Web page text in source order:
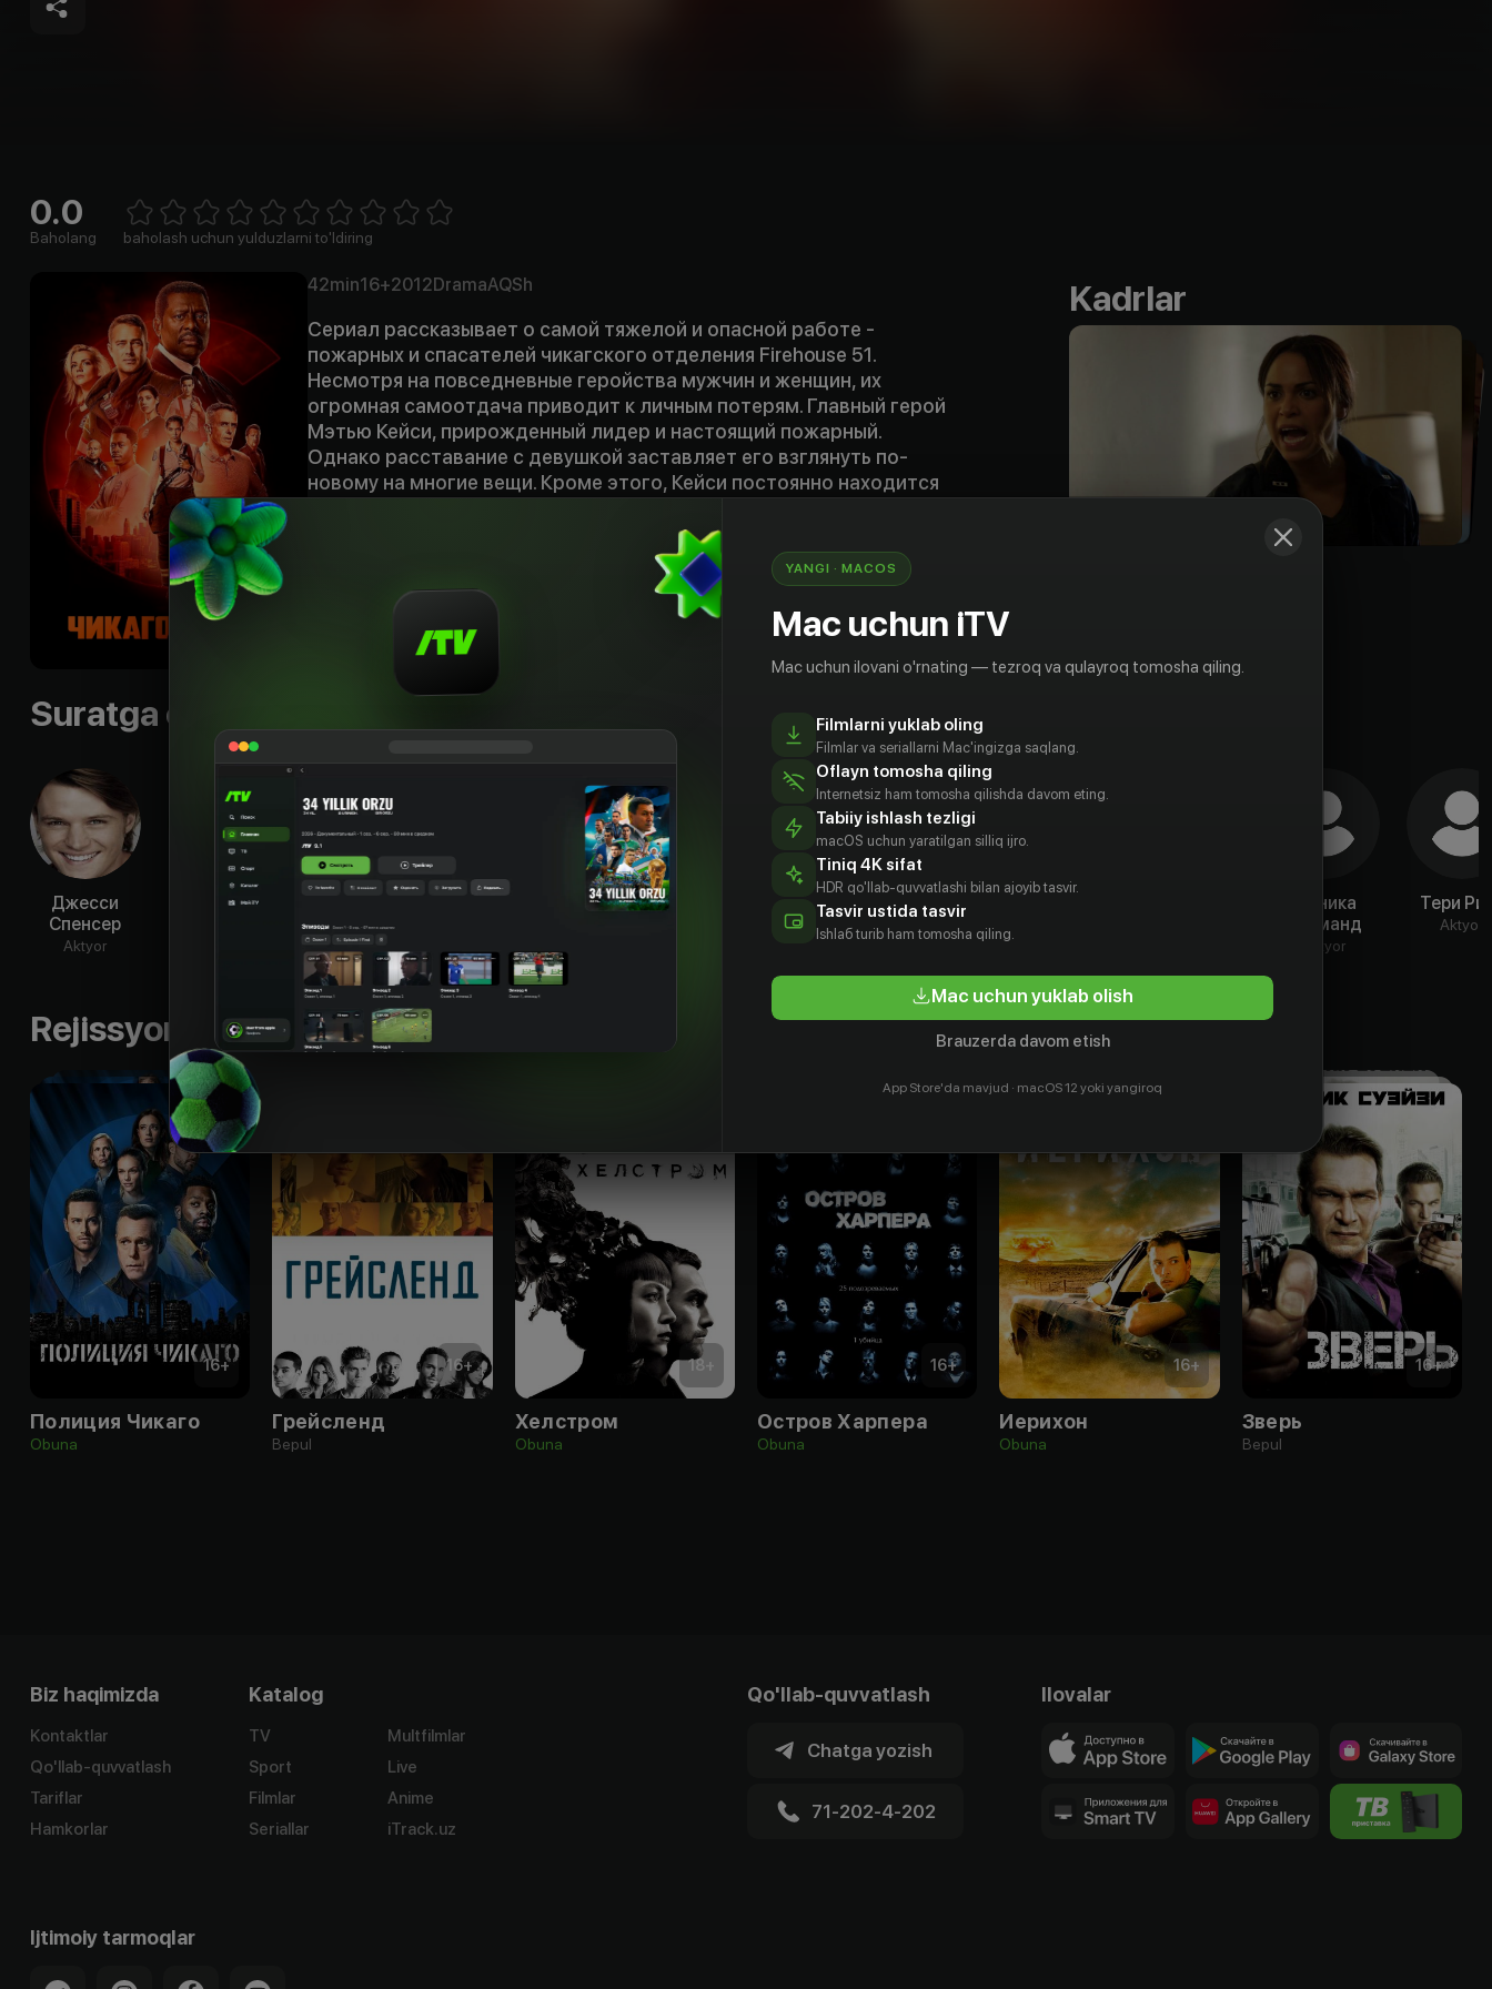
0.0
Baholang 1 Star2 Stars3 Stars4 Stars5 Stars6 Stars7 Stars8 Stars
baholash uchun yulduzlarni to'ldiring
42min16+2012DramaAQSh
Сериал рассказывает о самой тяжелой и опасной работе -
пожарных и спасателей чикагского отделения Firehouse 51.
Несмотря на повседневные геройства мужчин и женщин, их
огромная самоотдача приводит к личным потерям. Главный герой
Мэтью Кейси, прирожденный лидер и настоящий пожарный.
Однако расставание с девушкой заставляет его взглянуть по-
новому на многие вещи. Кроме этого, Кейси постоянно находится
rus, eng
eng, spa
Kadrlar
Suratga olish guruhi
Джесси
Спенсер
Aktyor
Кристиан
Джерман
Aktyor
Тейлор
Барнетт
Юрий
Сардаров
Моника
Рэйманд
Aktyor
Тери
Aktyor
Rejissyorning boshqa ishlari
16+
Полиция Чикаго
Obuna
16+
Грейсленд
Bepul
18+
Хелстром
Obuna
16+
Остров Харпера
Obuna
16+
Иерихон
Obuna
16+
Зверь
Bepul
Biz haqimizda
Kontaktlar
Qo'llab-quvvatlash
Tariflar
Hamkorlar
Katalog
TV
Sport
Filmlar
Seriallar
Multfilmlar
Live
Anime
iTrack.uz
Qo'llab-quvvatlash
Chatga yozish
71-202-4-202
Ilovalar
Ijtimoiy tarmoqlar
YANGI · MACOS
Mac uchun iTV
Mac uchun ilovani o'rnating — tezroq va qulayroq tomosha qiling.
Filmlarni yuklab oling
Filmlar va seriallarni Mac'ingizga saqlang.
Oflayn tomosha qiling
Internetsiz ham tomosha qilishda davom eting.
Tabiiy ishlash tezligi
macOS uchun yaratilgan silliq ijro.
Tiniq 4K sifat
HDR qo'llab-quvvatlashi bilan ajoyib tasvir.
Tasvir ustida tasvir
Ishlаб turib ham tomosha qiling.
Mac uchun yuklab olish
Brauzerda davom etish
App Store'da mavjud · macOS 12 yoki yangiroq